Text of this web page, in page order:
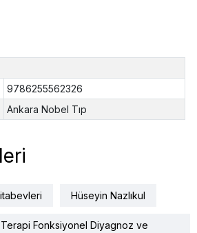
9786255562326
Ankara Nobel Tıp
Hüseyin Nazlıkul
Fonksiyonel Diyagnoz ve